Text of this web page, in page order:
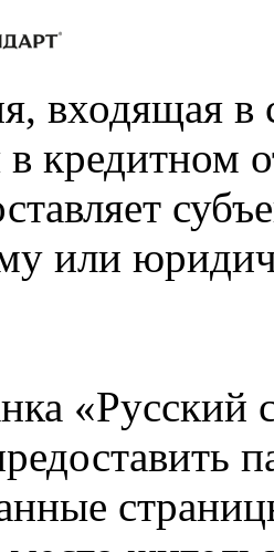
входящая в
кредитном
или
«Русский